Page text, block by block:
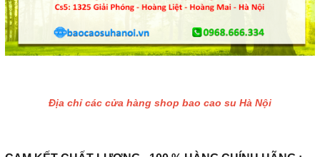
Địa chỉ các cửa hàng shop bao cao su Hà Nội